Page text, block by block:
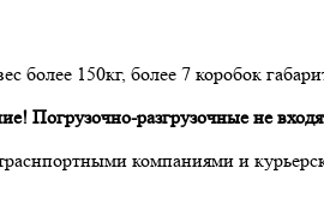
более 150кг, более 7 коробок
Погрузочно-разгрузочные не
компаниями и